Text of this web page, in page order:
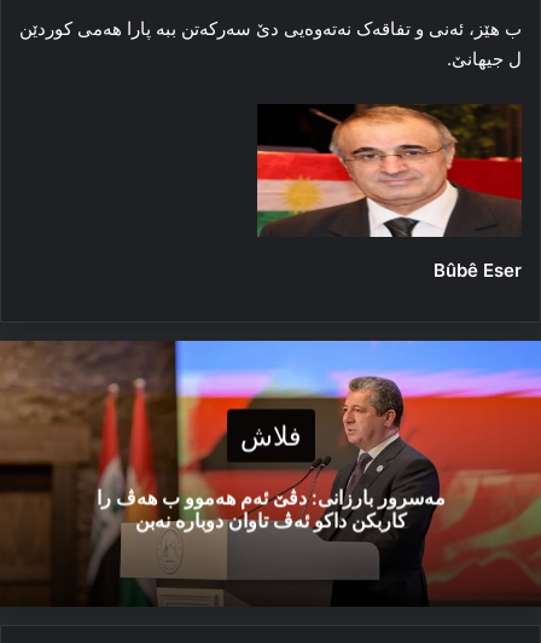
ب هێز، ئه‌نی و تفاقه‌ک نه‌ته‌وه‌یی دێ سه‌رکه‌تن ببه‌ پارا هه‌می کوردێن
ل جیهانێ.
Bûbê Eser
فلاش
مەسرور بارزانی: دڤێ ئەم هەموو ب هەڤ را
کاربکن داکو ئەڤ تاوان دوبارە نەبن